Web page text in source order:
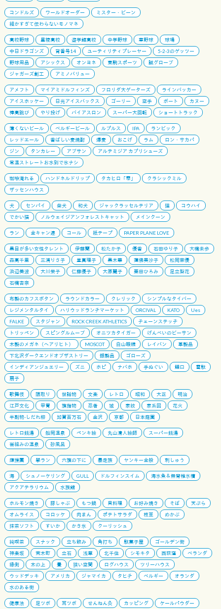
コンドルズ ワールドオーダー
ミスター・ビーン
細かすぎて伝わらないモノマネ
高校野球 星稜高校 遊学館高校 中学野球 草野球
球場
中日ドラゴンズ
背番号14 ユーティリティプレーヤー
5-2-3のゲッツー
野球用品
アシックス オンヨネ 東駒スポーツ
誠グローブ
ジャガーズ創工
アミノバリュー
アメフト マイアミドルフィンズ フロリダ大ゲーターズ
ラインバッカー
アイスホッケー
日光アイスバックス ゴーリー 空手 ボート
カヌー
棒高跳び
やり投げ バイアスロン スーパー大回転 ショートトラック
薄くないビール ベルギービール ルプルス IPA
ランビック
レッドエール
香ばしい麦焼酎 爆麦 おこげ ラム
ロン・サカパ
ジン
タンカレー アブサン
アルテミジア カプリシューズ
常温ストレートお水別で氷ナシ
珈琲淹れる ハンドネルドリップ タカヒロ「雫」
クラシックミル
ザッセンハウス
犬 センパイ 柴犬 和犬 ジャックラッセルテリア 猫
コウハイ
でかい猫
ノルウェイジアンフォレストキャット メインクーン
ラン 全キャン連 コール 紙テープ PAPER PLANE LOVE
黒目が多い女性タレント 伊藤蘭 松たか子 優香 石田ゆり子
大橋未歩
森高千里
三浦りさ子 堂真理子 黒木華 蓮佛美沙子
松岡茉優
浜辺美波
大川栄子 仁藤優子 大原麗子 栗田ひろみ
足立梨花
石橋杏奈
布製のカフスボタン ラウンドカラー クレリック
シンプルなタイバー
レジメンタルタイ
ハリウッドランチマーケット ORCIVAL KATO
Ues
FALKE
スタジャン ROCK CREEK ATHLETICS
チェーンステッチ
トリッペン
スピングルムーブ オニツカタイガー
げんべいのビーサン
木製のメガネ（ヘアリヒト）
MOSCOT 白山眼鏡 レイバン
革製品
下北沢ダークエンドオブザストリー
銀製品
ゴローズ
インディアンジュエリー
ズニ ホピ ナバホ 手ぬぐい 鯉口
雪駄
扇子
歌舞伎 隈取り 世話物 文楽 レトロ 昭和 大正
明治
江戸文化
甲冑 旗指物 忍者 城 家紋 家系図
花火
半割物-しだれ柳
加賀百万石 金沢 京都 日本庭園
レトロ銭湯 船岡温泉 ペンキ絵 丸山清人絵師
スーパー銭湯
岩組みの温泉
砂風呂
應援團 學ラン 六旗の下に 暴走族 ヤンキー全般 刺しゅう
海 シュノーケリング GULL ドルフィンスイム
海水魚＆無脊椎水槽
アクアテラリウム
水族館
ホルモン焼き 豚しゃぶ もつ鍋 貝料理 お好み焼き そば
天ぷら
オムライス
コロッケ 肉まん ポテトサラダ 枝豆
めかぶ
抹茶ソフト
すいか かき氷 クーリッシュ
純喫茶 スナック 立ち飲み 角打ち 駄菓子屋
ゴールデン街
神楽坂
荒木町 立石 浅草 北千住 シモキタ 西荻窪
ベランダ
縁側
木の上 畳 狭い空間 ログハウス
ツリーハウス
ウッドデッキ
アメリカ ジャマイカ タヒチ ベルギー
オランダ
水のある街
健康法 足ツボ 耳ツボ せんねん灸 カッピング
ケールパウダー